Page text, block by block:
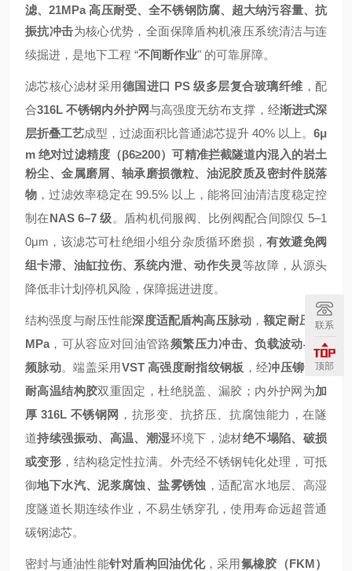
滤、21MPa 高压耐受、全不锈钢防腐、超大纳污容量、抗
振抗冲击为核心优势，全面保障盾构机液压系统清洁与连
续掘进，是地下工程 “不间断作业" 的可靠屏障。
滤芯核心滤材采用德国进口 PS 级多层复合玻璃纤维 ，配
合316L 不锈钢内外护网与高强度无纺布支撑，经渐进式深
层折叠工艺成型，过滤面积比普通滤芯提升 40% 以上。 6μ
m 绝对过滤精度（β6≥200）可精准拦截隧道内混入的岩土
粉尘、金属磨屑、轴承磨损微粒、油泥胶质及密封件脱落
物 ，过滤效率稳定在 99.5% 以上，能将回油清洁度稳定控
制在NAS 6–7 级。盾构机伺服阀、比例阀配合间隙仅 5–1
0μm，该滤芯可杜绝细小组分杂质循环磨损，有效避免阀
组卡滞、油缸拉伤、系统内泄、动作失灵等故障，从源头
降低非计划停机风险，保障掘进进度。
结构强度与耐压性能深度适配盾构高压脉动 ，额定耐压 21
MPa ，可从容应对回油管路频繁压力冲击、负载波动与高
频脉动。端盖采用VST 高强度耐指纹钢板 ，经冲压铆合 +
耐高温结构胶双重固定，杜绝脱盖、漏胶；内外护网为加
厚 316L 不锈钢网 ，抗形变、抗挤压、抗腐蚀能力，在隧
道持续强振动、高温、潮湿环境下，滤材绝不塌陷、破损
或变形 ，结构稳定性拉满。外壳经不锈钢钝化处理，可抵
御地下水汽、泥浆腐蚀、盐雾锈蚀 ，适配富水地层、高湿
度隧道长期连续作业，不易生锈穿孔，使用寿命远超普通
碳钢滤芯。
密封与通油性能针对盾构回油优化，采用氟橡胶（FKM）
联系
顶部